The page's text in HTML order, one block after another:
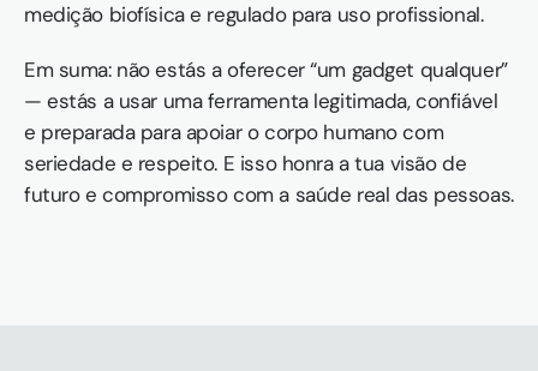
medição biofísica e regulado para uso profissional.
Em suma: não estás a oferecer “um gadget qualquer”
— estás a usar uma ferramenta legitimada, confiável
e preparada para apoiar o corpo humano com
seriedade e respeito. E isso honra a tua visão de
futuro e compromisso com a saúde real das pessoas.